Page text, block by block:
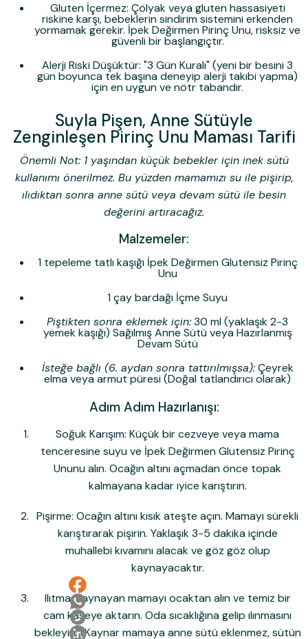
Gluten İçermez: Çölyak veya gluten hassasiyeti
riskine karşı, bebeklerin sindirim sistemini erkenden
yormamak gerekir. İpek Değirmen Pirinç Unu, risksiz ve
güvenli bir başlangıçtır.
Alerji Riski Düşüktür: "3 Gün Kuralı" (yeni bir besini 3
gün boyunca tek başına deneyip alerji takibi yapma)
için en uygun ve nötr tabandır.
Suyla Pişen, Anne Sütüyle
Zenginleşen Pirinç Unu Maması Tarifi
Önemli Not: 1 yaşından küçük bebekler için inek sütü
kullanımı önerilmez. Bu yüzden mamamızı su ile pişirip,
ılıdıktan sonra anne sütü veya devam sütü ile besin
değerini artıracağız.
Malzemeler:
1 tepeleme tatlı kaşığı İpek Değirmen Glutensiz Pirinç
Unu
1 çay bardağı İçme Suyu
Piştikten sonra eklemek için:30 ml (yaklaşık 2-3
yemek kaşığı) Sağılmış Anne Sütü veya Hazırlanmış
Devam Sütü
İsteğe bağlı (6. aydan sonra tattırılmışsa):Çeyrek
elma veya armut püresi (Doğal tatlandırıcı olarak)
Adım Adım Hazırlanışı:
Soğuk Karışım: Küçük bir cezveye veya mama
tenceresine suyu ve İpek Değirmen Glutensiz Pirinç
Ununu alın. Ocağın altını açmadan önce topak
kalmayana kadar iyice karıştırın.
Pişirme: Ocağın altını kısık ateşte açın. Mamayı sürekli
karıştırarak pişirin. Yaklaşık 3-5 dakika içinde
muhallebi kıvamını alacak ve göz göz olup
kaynayacaktır.
Ilıtma:Kaynayan mamayı ocaktan alın ve temiz bir
cam kaseye aktarın. Oda sıcaklığına gelip ılınmasını
bekleyin. (Kaynar mamaya anne sütü eklenmez, sütün